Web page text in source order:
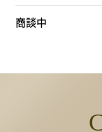
商談中